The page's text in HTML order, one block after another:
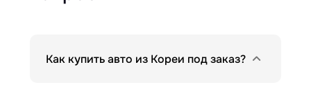
Как купить авто из Кореи под заказ?